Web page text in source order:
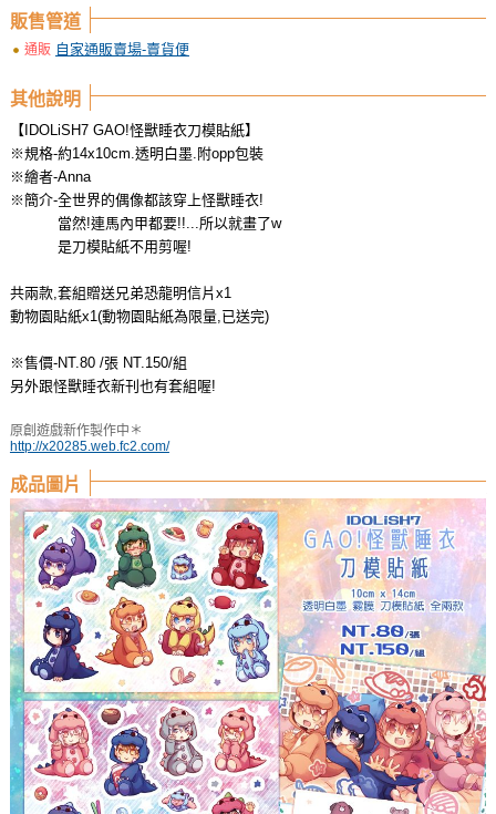
販售管道
通販 自家通販賣場-賣貨便
其他說明
【IDOLiSH7 GAO!怪獸睡衣刀模貼紙】
※規格-約14x10cm.透明白墨.附opp包裝
※繪者-Anna
※簡介-全世界的偶像都該穿上怪獸睡衣!
當然!連馬內甲都要!!...所以就畫了w
是刀模貼紙不用剪喔!
共兩款,套組贈送兄弟恐龍明信片x1
動物園貼紙x1(動物園貼紙為限量,已送完)
※售價-NT.80 /張 NT.150/組
另外跟怪獸睡衣新刊也有套組喔!
原創遊戲新作製作中＊
http://x20285.web.fc2.com/
成品圖片